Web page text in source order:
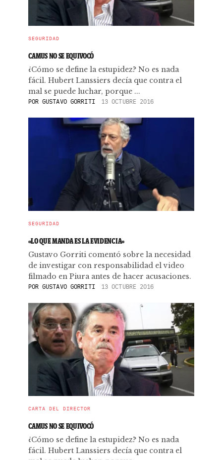
SEGURIDAD
CAMUS NO SE EQUIVOCÓ
¿Cómo se define la estupidez? No es nada
fácil. Hubert Lanssiers decía que contra el
mal se puede luchar, porque ...
POR GUSTAVO GORRITI 13 OCTUBRE 2016
SEGURIDAD
«LO QUE MANDA ES LA EVIDENCIA»
Gustavo Gorriti comentó sobre la necesidad
de investigar con responsabilidad el video
filmado en Piura antes de hacer acusaciones.
POR GUSTAVO GORRITI 13 OCTUBRE 2016
CARTA DEL DIRECTOR
CAMUS NO SE EQUIVOCÓ
¿Cómo se define la estupidez? No es nada
fácil. Hubert Lanssiers decía que contra el